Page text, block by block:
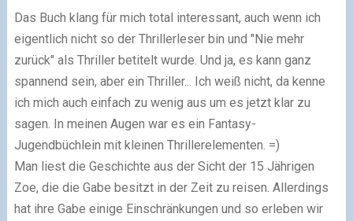
Das Buch klang für mich total interessant, auch wenn ich
eigentlich nicht so der Thrillerleser bin und "Nie mehr
zurück" als Thriller betitelt wurde. Und ja, es kann ganz
spannend sein, aber ein Thriller... Ich weiß nicht, da kenne
ich mich auch einfach zu wenig aus um es jetzt klar zu
sagen. In meinen Augen war es ein Fantasy-
Jugendbüchlein mit kleinen Thrillerelementen. =)
Man liest die Geschichte aus der Sicht der 15 Jährigen
Zoe, die die Gabe besitzt in der Zeit zu reisen. Allerdings
hat ihre Gabe einige Einschränkungen und so erleben wir